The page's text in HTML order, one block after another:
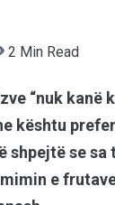
2 Min Read
“nuk kanë
kështu
shpejtë se sa
e